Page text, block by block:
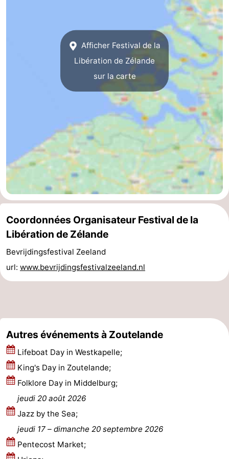
l'anneau
Forum
Route
-
Stationnement
Adresses
Médicales
Région
Zeeland
Duiveland
-
Renesse
-
Brouwershaven
-
Bruinisse
-
Zierikzee
-
Nature
Oosterschelde
Burgh
-
Afficher Festival de la
Libération de Zélande
sur la carte
Coordonnées Organisateur Festival de la
Libération de Zélande
Bevrijdingsfestival Zeeland
url: www.bevrijdingsfestivalzeeland.nl
Autres événements à Zoutelande
Lifeboat Day in Westkapelle;
King's Day in Zoutelande;
Folklore Day in Middelburg;
jeudi 20 août 2026
Jazz by the Sea;
jeudi 17 – dimanche 20 septembre 2026
Pentecost Market;